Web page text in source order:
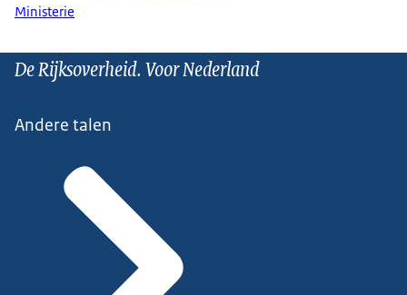
Ministerie
De Rijksoverheid. Voor Nederland
Andere talen